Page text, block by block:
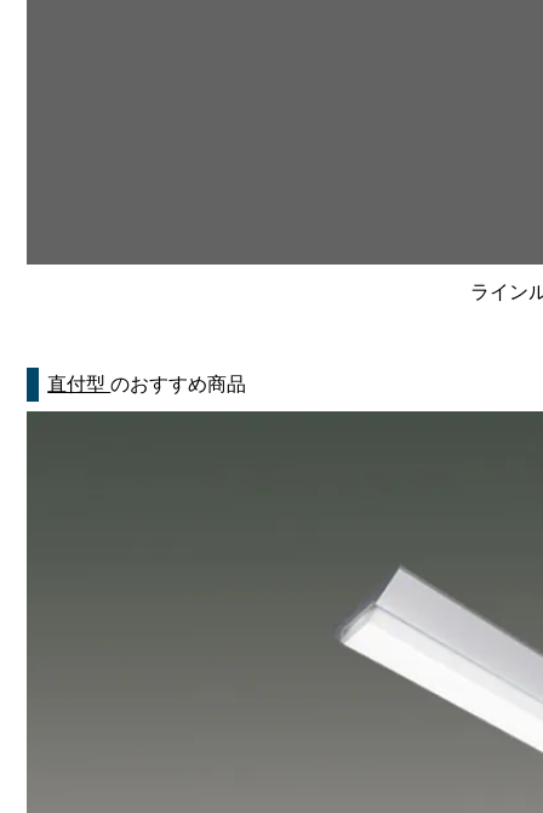
ライン
直付型のおすすめ商品